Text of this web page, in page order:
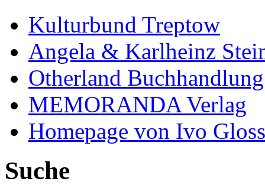
Kulturbund Treptow
Angela & Karlheinz
Otherland
MEMORANDA Verlag
Homepage von Ivo Gloss
Suche